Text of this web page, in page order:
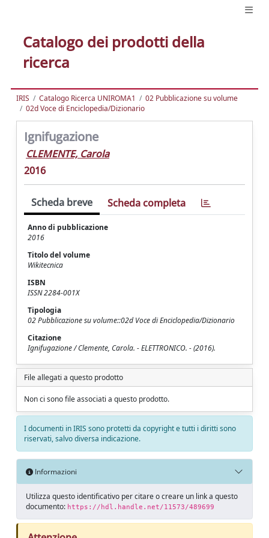
Catalogo dei prodotti della
ricerca
IRIS Catalogo Ricerca UNIROMA1
02 Pubblicazione su volume
02d Voce di Enciclopedia/Dizionario
Ignifugazione
CLEMENTE, Carola
2016
Scheda breve Scheda completa
Anno di pubblicazione
2016
Titolo del volume
Wikitecnica
ISBN
ISSN 2284‐001X
Tipologia
02 Pubblicazione su volume::02d Voce di Enciclopedia/Dizionario
Citazione
Ignifugazione / Clemente, Carola. - ELETTRONICO. - (2016).
File allegati a questo prodotto
Non ci sono file associati a questo prodotto.
I documenti in IRIS sono protetti da copyright e tutti i diritti sono
riservati, salvo diversa indicazione.
Informazioni
Utilizza questo identificativo per citare o creare un link a questo
documento: https://hdl.handle.net/11573/489699